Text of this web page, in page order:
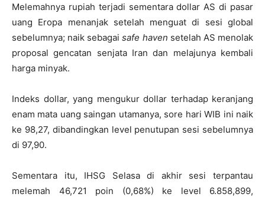
Melemahnya rupiah terjadi sementara dollar AS di pasar
uang Eropa menanjak setelah menguat di sesi global
sebelumnya; naik sebagaisafe haven setelah AS menolak
proposal gencatan senjata Iran dan melajunya kembali
harga minyak.
Indeks dollar, yang mengukur dollar terhadap keranjang
enam mata uang saingan utamanya, sore hari WIB ini naik
ke 98,27, dibandingkan level penutupan sesi sebelumnya
di 97,90.
Sementara itu, IHSG Selasa di akhir sesi terpantau
melemah 46,721 poin (0,68%) ke level 6.858,899,